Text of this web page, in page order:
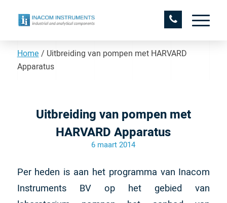
Home / Uitbreiding van pompen met HARVARD
Apparatus
Uitbreiding van pompen met
HARVARD Apparatus
6 maart 2014
Per heden is aan het programma van Inacom
Instruments BV op het gebied van